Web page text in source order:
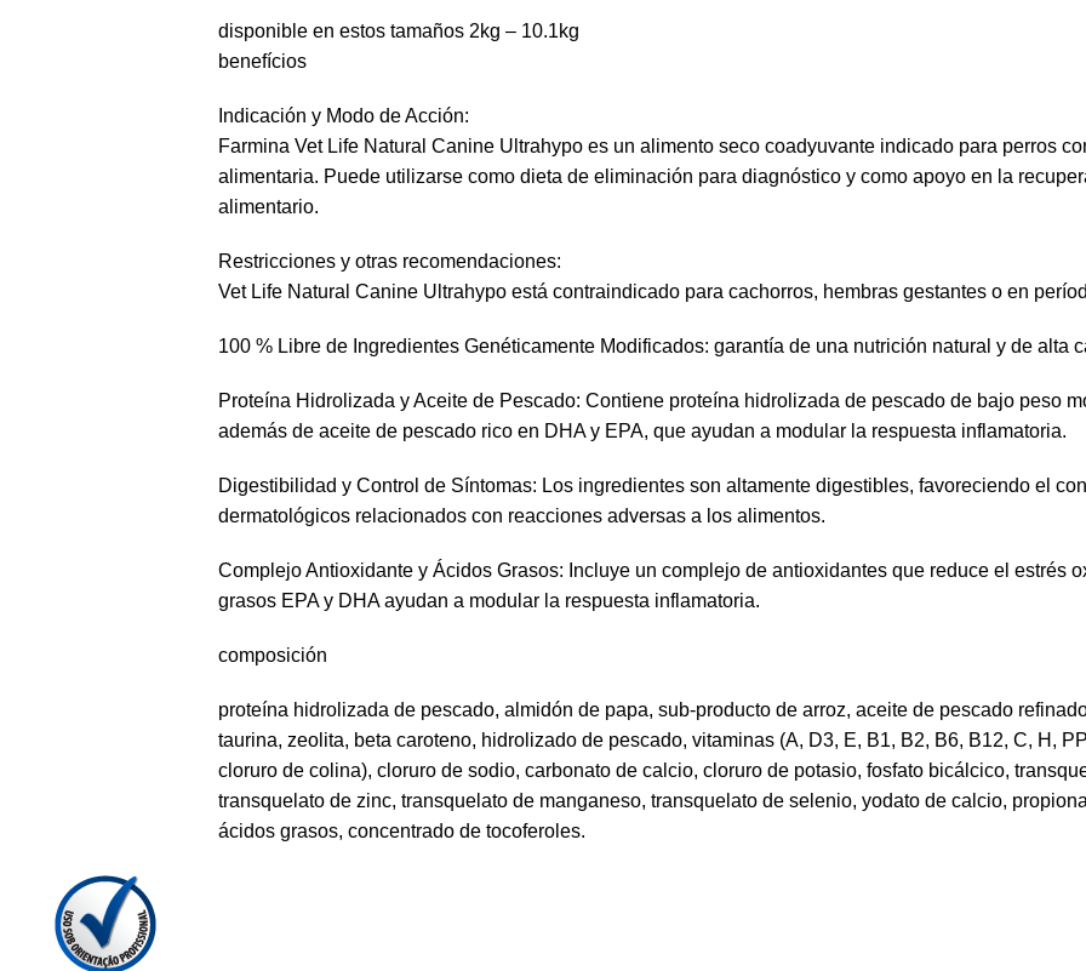
disponible en estos tamaños 2kg – 10.1kg
benefícios
Indicación y Modo de Acción:
Farmina Vet Life Natural Canine Ultrahypo es un alimento seco coadyuvante indicado para perros
alimentaria. Puede utilizarse como dieta de eliminación para diagnóstico y como apoyo en la
alimentario.
Restricciones y otras recomendaciones:
Vet Life Natural Canine Ultrahypo está contraindicado para cachorros, hembras gestantes o en
100 % Libre de Ingredientes Genéticamente Modificados: garantía de una nutrición natural y de alta
Proteína Hidrolizada y Aceite de Pescado: Contiene proteína hidrolizada de pescado de bajo peso
además de aceite de pescado rico en DHA y EPA, que ayudan a modular la respuesta inflamatoria.
Digestibilidad y Control de Síntomas: Los ingredientes son altamente digestibles, favoreciendo el
dermatológicos relacionados con reacciones adversas a los alimentos.
Complejo Antioxidante y Ácidos Grasos: Incluye un complejo de antioxidantes que reduce el estrés
grasos EPA y DHA ayudan a modular la respuesta inflamatoria.
composición
proteína hidrolizada de pescado, almidón de papa, sub-producto de arroz, aceite de pescado
taurina, zeolita, beta caroteno, hidrolizado de pescado, vitaminas (A, D3, E, B1, B2, B6, B12, C, H,
cloruro de colina), cloruro de sodio, carbonato de calcio, cloruro de potasio, fosfato bicálcico,
transquelato de zinc, transquelato de manganeso, transquelato de selenio, yodato de calcio,
ácidos grasos, concentrado de tocoferoles.